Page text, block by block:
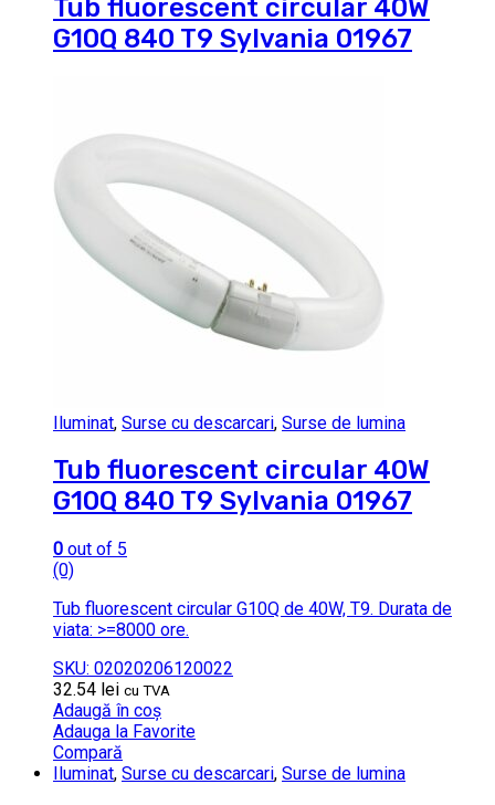
Tub fluorescent circular 40W
G10Q 840 T9 Sylvania 01967
Iluminat, Surse cu descarcari, Surse de lumina
Tub fluorescent circular 40W
G10Q 840 T9 Sylvania 01967
0 out of 5
(0)
Tub fluorescent circular G10Q de 40W, T9. Durata de
viata: >=8000 ore.
SKU: 02020206120022
32.54 lei cu TVA
Adaugă în coș
Adauga la Favorite
Compară
Iluminat, Surse cu descarcari, Surse de lumina